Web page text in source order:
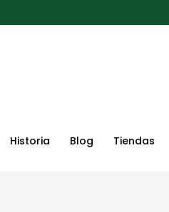
Historia Blog Tiendas